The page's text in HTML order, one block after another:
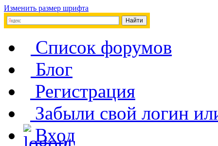
Изменить размер шрифта
Список форумов
Блог
Регистрация
Забыли свой логин
Вход